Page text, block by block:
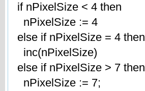
if nPixelSize < 4 then
nPixelSize := 4
else if nPixelSize = 4 then
inc(nPixelSize)
else if nPixelSize > 7 then
nPixelSize := 7;